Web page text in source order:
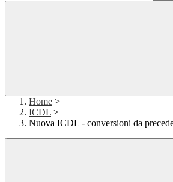
Home >
ICDL >
Nuova ICDL - conversioni da